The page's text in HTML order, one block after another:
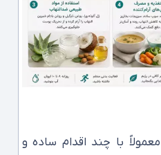
با چند اقدام ساده و